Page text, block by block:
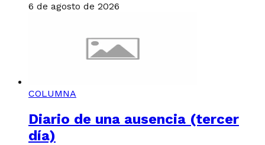
6 de agosto de 2026
COLUMNA
Diario de una ausencia (tercer
día)